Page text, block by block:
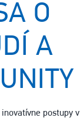
O
A
postupy v